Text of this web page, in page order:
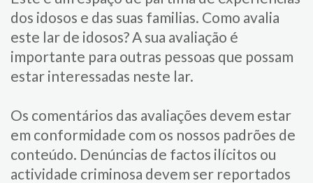
dos idosos e das suas familias.​ Como avalia
este lar de idosos?​ ​A sua avaliação é
importante para​ outras pessoas que possam
estar interessadas neste lar.
Os comentários das avaliações devem estar
em conformidade com os nossos padrões de
conteúdo. Denúncias de factos ilícitos ou
actividade criminosa devem ser reportados